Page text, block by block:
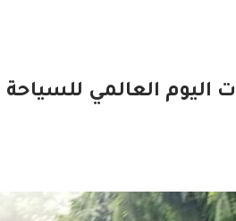
اليوم العالمي للسياحة